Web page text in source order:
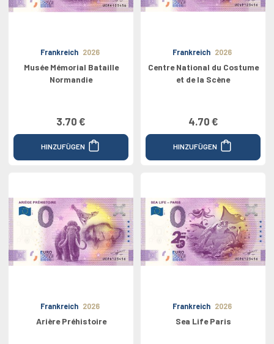
Frankreich 2026
Musée Mémorial Bataille
Normandie
3.70 €
HINZUFÜGEN
Frankreich 2026
Centre National du Costume
et de la Scène
4.70 €
HINZUFÜGEN
Frankreich 2026
Arière Préhistoire
Frankreich 2026
Sea Life Paris